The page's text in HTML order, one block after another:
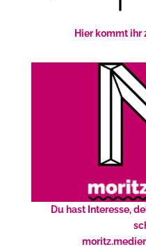
Hier kommt ihr
Du hast Interesse,